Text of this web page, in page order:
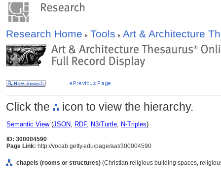
Research Home Tools Art & Architecture
Click the icon to view the hierarchy.
Semantic View(JSON, RDF, N3/Turtle, N-Triples)
ID: 300004590
Page Link: http://vocab.getty.edu/page/aat/300004590
chapels (rooms or structures) (Christian religious building spaces,